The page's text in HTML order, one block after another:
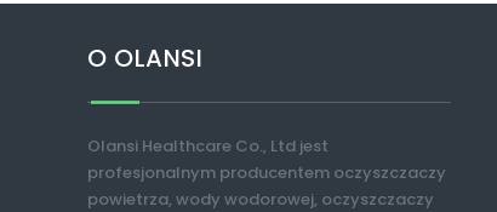
O OLANSI
Olansi Healthcare Co., Ltd jest
profesjonalnym producentem oczyszczaczy
powietrza, wody wodorowej, oczyszczaczy